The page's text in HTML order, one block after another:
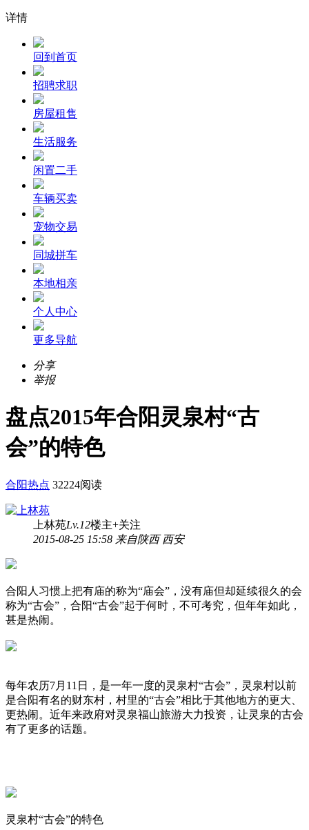
详情
回到首页
招聘求职
房屋租售
生活服务
闲置二手
车辆买卖
宠物交易
同城拼车
本地相亲
个人中心
更多导航
分享
举报
盘点2015年合阳灵泉村“古
会”的特色
合阳热点 32224阅读
上林苑Lv.12楼主+关注
2015-08-25 15:58 来自陕西 西安
合阳人习惯上把有庙的称为“庙会”，没有庙但却延续很久的会
称为“古会”，合阳“古会”起于何时，不可考究，但年年如此，
甚是热闹。
每年农历7月11日，是一年一度的灵泉村“古会”，灵泉村以前
是合阳有名的财东村，村里的“古会”相比于其他地方的更大、
更热闹。近年来政府对灵泉福山旅游大力投资，让灵泉的古会
有了更多的话题。
灵泉村“古会”的特色